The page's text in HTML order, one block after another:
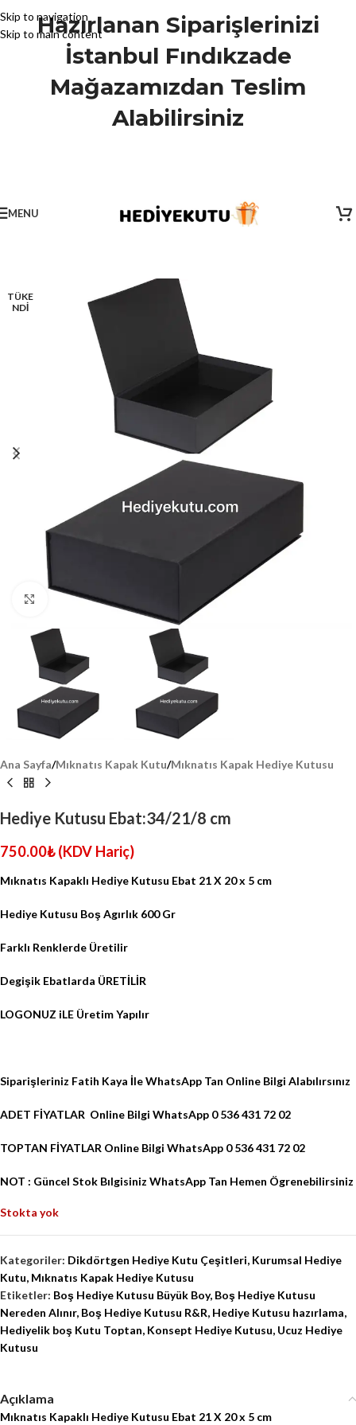
Skip to navigation
Skip to main content
Hazırlanan Siparişlerinizi
İstanbul Fındıkzade
Mağazamızdan Teslim
Alabilirsiniz
MENU
TÜKE
NDİ
Click to enlarge
Ana Sayfa/Mıknatıs Kapak Kutu/Mıknatıs Kapak Hediye Kutusu
Hediye Kutusu Ebat:34/21/8 cm
750.00₺ (KDV Hariç)
Mıknatıs Kapaklı Hediye Kutusu Ebat 21 X 20 x 5 cm
Hediye Kutusu Boş Agırlık 600 Gr
Farklı Renklerde Üretilir
Degişik Ebatlarda ÜRETİLİR
LOGONUZ iLE Üretim Yapılır
Siparişleriniz Fatih Kaya İle WhatsApp Tan Online Bilgi Alabılırsınız
ADET FİYATLAR Online Bilgi WhatsApp 0 536 431 72 02
TOPTAN FİYATLAR Online Bilgi WhatsApp 0 536 431 72 02
NOT : Güncel Stok Bılgisiniz WhatsApp Tan Hemen Ögrenebilirsiniz
Stokta yok
Kategoriler: Dikdörtgen Hediye Kutu Çeşitleri, Kurumsal Hediye
Kutu, Mıknatıs Kapak Hediye Kutusu
Etiketler: Boş Hediye Kutusu Büyük Boy, Boş Hediye Kutusu
Nereden Alınır, Boş Hediye Kutusu R&R, Hediye Kutusu hazırlama,
Hediyelik boş Kutu Toptan, Konsept Hediye Kutusu, Ucuz Hediye
Kutusu
Açıklama
Mıknatıs Kapaklı Hediye Kutusu Ebat 21 X 20 x 5 cm